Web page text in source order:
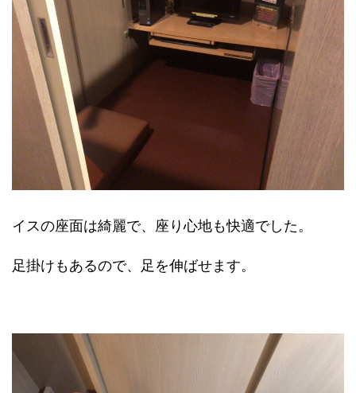
イスの座面は綺麗で、座り心地も快適でした。
足掛けもあるので、足を伸ばせます。